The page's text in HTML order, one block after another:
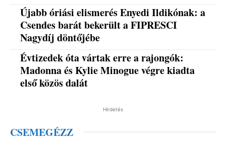
Újabb óriási elismerés Enyedi Ildikónak: a
Csendes barát bekerült a FIPRESCI
Nagydíj döntőjébe
Évtizedek óta vártak erre a rajongók:
Madonna és Kylie Minogue végre kiadta
első közös dalát
Hirdetés
CSEMEGÉZZ